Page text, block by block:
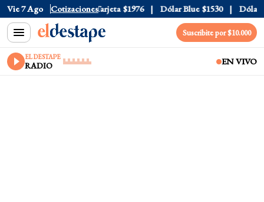
Vie 7 Ago Cotizaciones
$1520 Dólar Tarjeta $1976 Dólar Blue $1530 Dólar
Suscribite por $10.000
EL DESTAPE
RADIO EN VIVO